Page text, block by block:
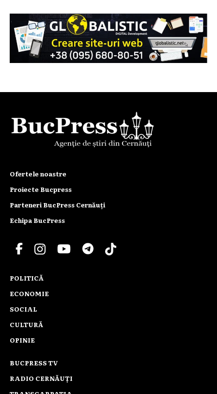
Ofertele noastre
Proiecte Bucpress
Parteneri BucPress Cernăuți
Echipa BucPress
POLITICĂ
ECONOMIE
SOCIAL
CULTURĂ
OPINIE
BUCPRESS TV
RADIO CERNĂUȚI